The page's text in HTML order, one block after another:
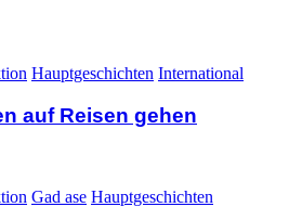
Hauptgeschichten International
auf Reisen gehen
Gad ase Hauptgeschichten